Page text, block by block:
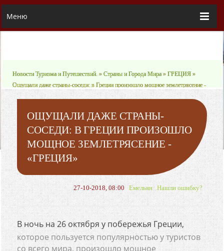
Меню
Новости Туризма и Путешествий. »Страны и Города Мира »ГРЕЦИЯ »
Ощущали даже страны-соседи: в Греции произошло мощное землетрясение -
«ГРЕЦИЯ»
ОЩУЩАЛИ ДАЖЕ СТРАНЫ-
СОСЕДИ: В ГРЕЦИИ ПРОИЗОШЛО
МОЩНОЕ ЗЕМЛЕТРЯСЕНИЕ -
«ГРЕЦИЯ»
27-10-2018, 08:00 Емельян Нашли ошибку?
В ночь на 26 октября у побережья Греции,
которое пользуется популярностью у туристов
со всего мира, произошло мощное